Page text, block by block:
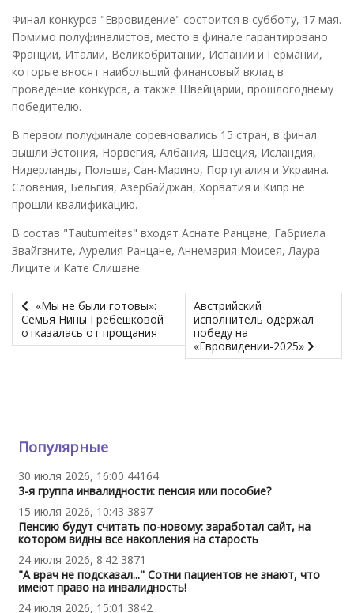
Финал конкурса "Евровидение" состоится в субботу, 17 мая.
Помимо полуфиналистов, место в финале гарантировано
Франции, Италии, Великобритании, Испании и Германии,
которые вносят наибольший финансовый вклад в
проведение конкурса, а также Швейцарии, прошлогоднему
победителю.
В первом полуфинале соревновались 15 стран, в финал
вышли Эстония, Норвегия, Албания, Швеция, Исландия,
Нидерланды, Польша, Сан-Марино, Португалия и Украина.
Словения, Бельгия, Азербайджан, Хорватия и Кипр не
прошли квалификацию.
В состав "Tautumeitas" входят Аснате Ранцане, Габриела
Звайгзните, Аурелия Ранцане, Аннемария Моисея, Лаура
Лиците и Кате Слишане.
«Мы не были готовы»:
Семья Нины Гребешковой
отказалась от прощания
Австрийский
исполнитель одержал
победу на
«Евровидении-2025»
Популярные
30 июля 2026, 16:00 44164
3-я группа инвалидности: пенсия или пособие?
15 июля 2026, 10:43 3897
Пенсию будут считать по-новому: заработал сайт, на
котором видны все накопления на старость
24 июля 2026, 8:42 3871
"А врач не подсказал..." Сотни пациентов не знают, что
имеют право на инвалидность!
24 июля 2026, 15:01 3842